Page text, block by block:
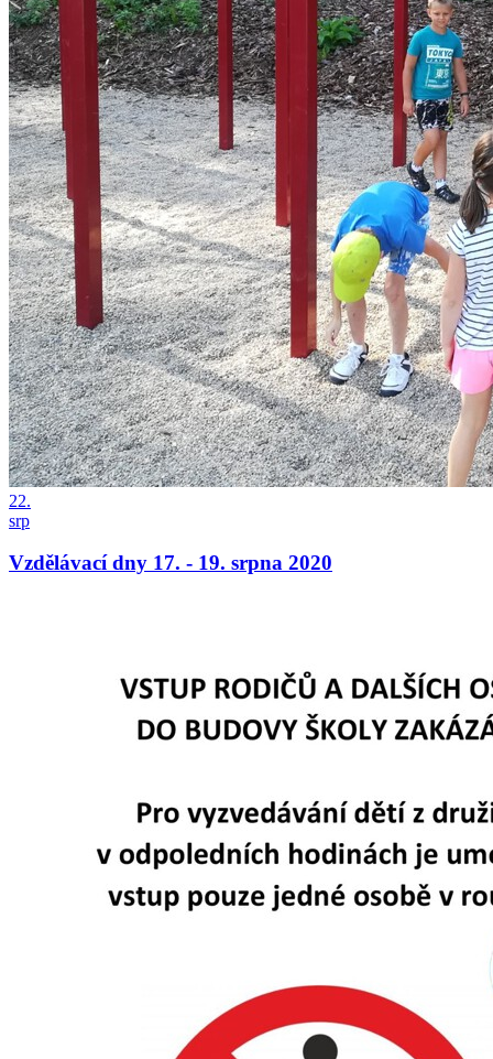
22.
srp
Vzdělávací dny 17. - 19. srpna 2020